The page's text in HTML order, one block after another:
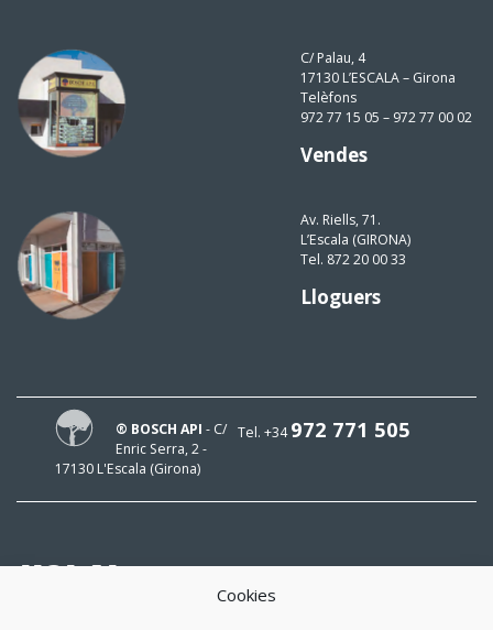
Cookies
C/ Palau, 4
17130 L’ESCALA – Girona
Telèfons
972 77 15 05 – 972 77 00 02
Vendes
Av. Riells, 71.
L’Escala (GIRONA)
Tel. 872 20 00 33
Lloguers
Tel. +34972 771 505
® BOSCH API - C/
Enric Serra, 2 -
17130 L'Escala (Girona)
HOLA!